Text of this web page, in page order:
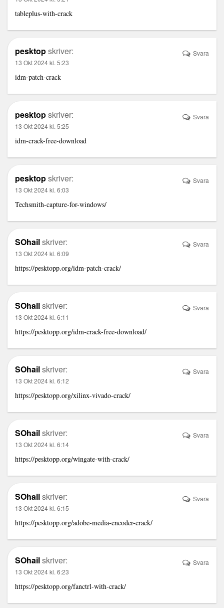
tableplus-with-crack
pesktopskriver:
13 Okt 2024 kl. 5:23
idm-patch-crack
Svara
pesktopskriver:
13 Okt 2024 kl. 5:25
idm-crack-free-download
Svara
pesktopskriver:
13 Okt 2024 kl. 6:03
Techsmith-capture-for-windows/
Svara
SOhailskriver:
13 Okt 2024 kl. 6:09
https://pesktopp.org/idm-patch-crack/
Svara
SOhailskriver:
13 Okt 2024 kl. 6:11
https://pesktopp.org/idm-crack-free-download/
Svara
SOhailskriver:
13 Okt 2024 kl. 6:12
https://pesktopp.org/xilinx-vivado-crack/
Svara
SOhailskriver:
13 Okt 2024 kl. 6:14
https://pesktopp.org/wingate-with-crack/
Svara
SOhailskriver:
13 Okt 2024 kl. 6:15
https://pesktopp.org/adobe-media-encoder-crack/
Svara
SOhailskriver:
13 Okt 2024 kl. 6:23
https://pesktopp.org/fanctrl-with-crack/
Svara